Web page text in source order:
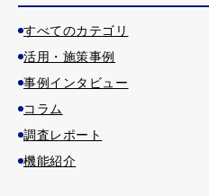
すべてのカテゴリ
活用・施策事例
事例インタビュー
コラム
調査レポート
機能紹介